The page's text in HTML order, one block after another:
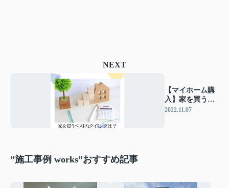
NEXT
【マイホーム購
入】家を買うベ
ストなタイミン
2022.11.07
”施工事例 works”おすすめ記事